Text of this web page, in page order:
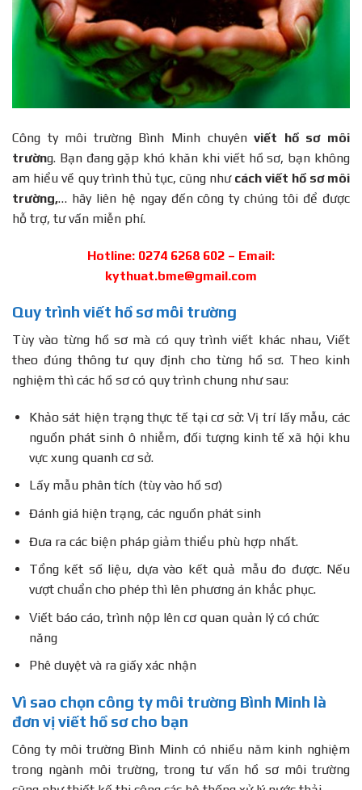
Công ty môi trường Bình Minh chuyênviết hồ sơ môi
trường. Bạn đang gặp khó khăn khi viết hồ sơ, bạn không
am hiểu về quy trình thủ tục, cũng như cách viết hồ sơ môi
trường,… hãy liên hệ ngay đến công ty chúng tôi để được
hỗ trợ, tư vấn miễn phí.
Hotline: 0274 6268 602 – Email:
kythuat.bme@gmail.com
Quy trình viết hồ sơ môi trường
Tùy vào từng hồ sơ mà có quy trình viết khác nhau, Viết
theo đúng thông tư quy định cho từng hồ sơ. Theo kinh
nghiệm thì các hồ sơ có quy trình chung như sau:
Khảo sát hiện trạng thực tế tại cơ sở: Vị trí lấy mẫu, các
nguồn phát sinh ô nhiễm, đối tượng kinh tế xã hội khu
vực xung quanh cơ sở.
Lấy mẫu phân tích (tùy vào hồ sơ)
Đánh giá hiện trạng, các nguồn phát sinh
Đưa ra các biện pháp giảm thiểu phù hợp nhất.
Tổng kết số liệu, dựa vào kết quả mẫu đo được. Nếu
vượt chuẩn cho phép thì lên phương án khắc phục.
Viết báo cáo, trình nộp lên cơ quan quản lý có chức
năng
Phê duyệt và ra giấy xác nhận
Vì sao chọn công ty môi trường Bình Minh là
đơn vị viết hồ sơ cho bạn
Công ty môi trường Bình Minh có nhiều năm kinh nghiệm
trong ngành môi trường, trong tư vấn hồ sơ môi trường